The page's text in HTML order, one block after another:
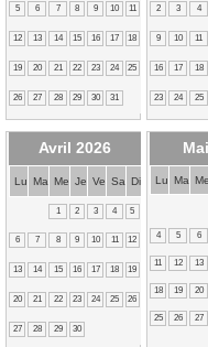
5 6 7 8 9 10 11
12 13 14 15 16 17 18
19 20 21 22 23 24 25
26 27 28 29 30 31
2 3 4
9 10 11
16 17 18
23 24 25
Avril 2026
Lu Ma Me Je Ve Sa Di
1 2 3 4 5
6 7 8 9 10 11 12
13 14 15 16 17 18 19
20 21 22 23 24 25 26
27 28 29 30
Lu Ma Me
4 5 6
11 12 13
18 19 20
25 26 27